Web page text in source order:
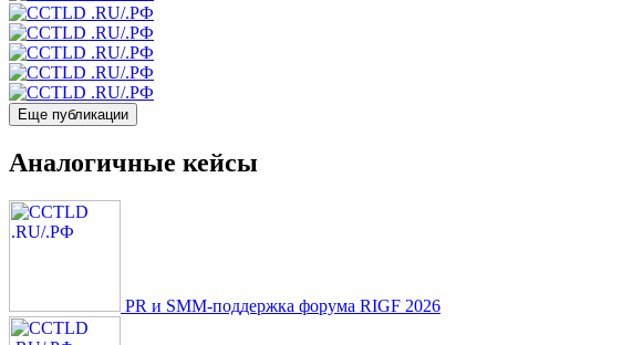
Еще публикации
Аналогичные кейсы
PR и SMM-поддержка форума RIGF 2026